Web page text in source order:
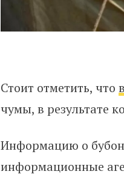
Стоит отметить, что
чумы, в результате
Информацию о
информационные